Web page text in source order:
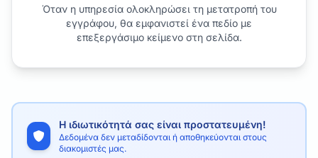
Όταν η υπηρεσία ολοκληρώσει τη μετατροπή του
εγγράφου, θα εμφανιστεί ένα πεδίο με
επεξεργάσιμο κείμενο στη σελίδα.
Η ιδιωτικότητά σας είναι προστατευμένη!
Δεδομένα δεν μεταδίδονται ή αποθηκεύονται στους
διακομιστές μας.